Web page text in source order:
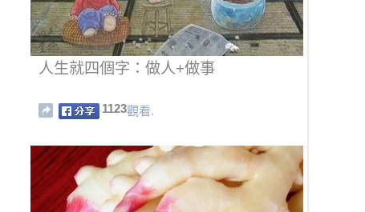
人生就四個字：做人+做事
1123觀看.